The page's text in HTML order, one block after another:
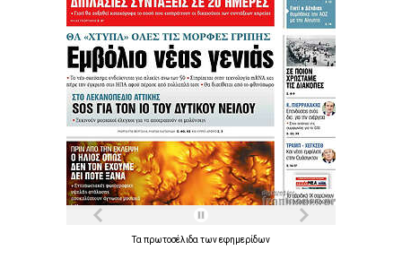
Τα πρωτοσέλιδα τωνεφημερίδων